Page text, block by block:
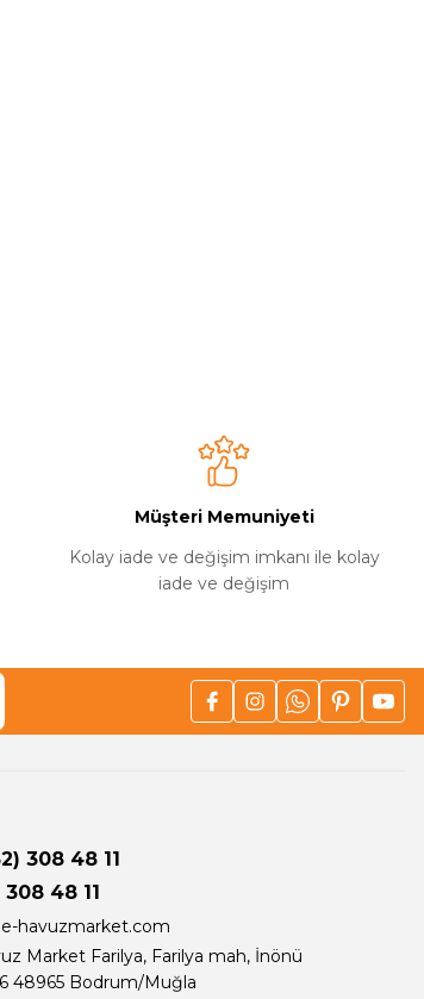
Müşteri Memuniyeti
Kolay iade ve değişim imkanı ile kolay
iade ve değişim
308 48 11
308 48 11
havuzmarket.com
Market Farilya, Farilya mah, İnönü
48965 Bodrum/Muğla